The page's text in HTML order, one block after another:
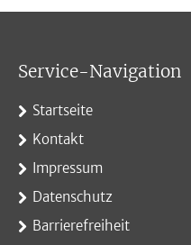
Service-Navigation
Startseite
Kontakt
Impressum
Datenschutz
Barrierefreiheit